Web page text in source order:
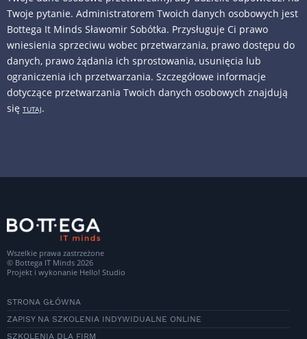
Twoje pytanie. Administratorem Twoich danych osobowych jest
Bottega It Minds Sławomir Sobótka. Przysługuje Ci prawo
wniesienia sprzeciwu wobec przetwarzania, prawo dostępu do
danych, prawo żądania ich sprostowania, usunięcia lub
ograniczenia ich przetwarzania. Szczegółowe informacje
dotyczące przetwarzania Twoich danych osobowych znajdują
się TUTAJ.
Wszelkie prawa zastrzeżone
© Bottega IT Minds 2026
Projekt i wykonanie Hello! Studio
STRONA GŁÓWNA
ZAPISY NA SZKOLENIA INDYWIDUALNE ONLINE
SZKOLENIA DLA FIRM